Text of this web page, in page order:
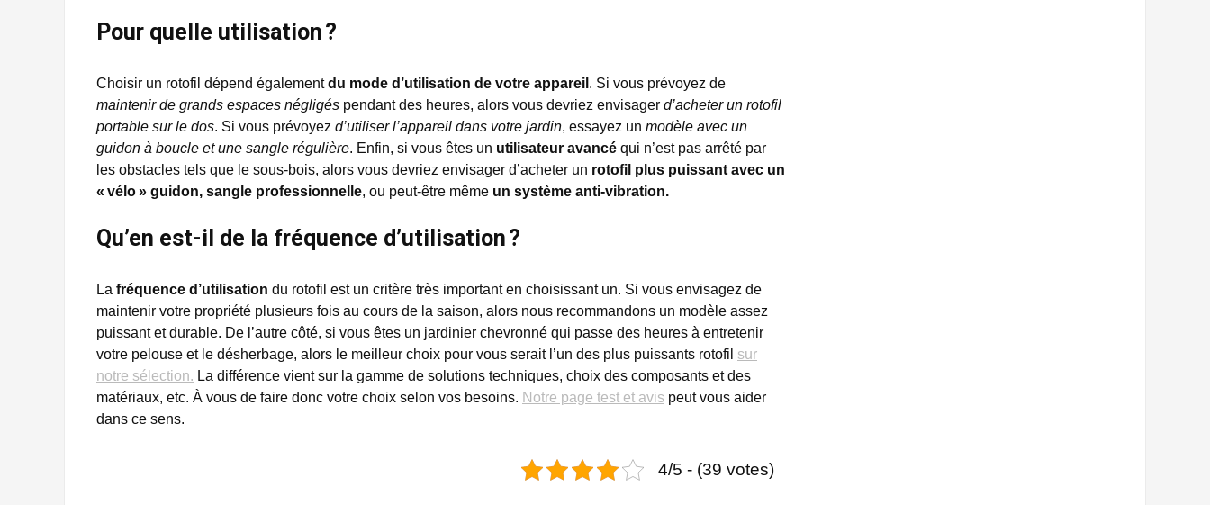
Pour quelle utilisation ?
Choisir un rotofil dépend égalementdu mode d’utilisation de votre appareil . Si vous prévoyez de
maintenir de grands espaces négligés pendant des heures, alors vous devriez envisager d’acheter un rotofil
portable sur le dos. Si vous prévoyez d’utiliser l’appareil dans votre jardin, essayez un modèle avec un
guidon à boucle et une sangle régulière. Enfin, si vous êtes un utilisateur avancé qui n’est pas arrêté par
les obstacles tels que le sous-bois, alors vous devriez envisager d’acheter un rotofil plus puissant avec un
« vélo» guidon, sangle professionnelle, ou peut-être même un système anti-vibration.
Qu’en est-il de la fréquence d’utilisation ?
La fréquence d’utilisation du rotofil est un critère très important en choisissant un. Si vous envisagez de
maintenir votre propriété plusieurs fois au cours de la saison, alors nous recommandons un modèle assez
puissant et durable. De l’autre côté, si vous êtes un jardinier chevronné qui passe des heures à entretenir
votre pelouse et le désherbage, alors le meilleur choix pour vous serait l’un des plus puissants rotofil sur
notre sélection. La différence vient sur la gamme de solutions techniques, choix des composants et des
matériaux, etc. À vous de faire donc votre choix selon vos besoins. Notre page test et avis peut vous aider
dans ce sens.
4/5 - (39 votes)